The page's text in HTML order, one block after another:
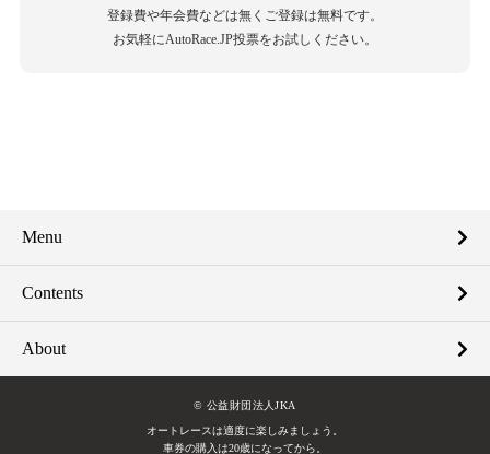
登録費や年会費などは無くご登録は無料です。
お気軽にAutoRace.JP投票をお試しください。
Menu
Contents
About
© 公益財団法人JKA
オートレースは適度に楽しみましょう。
車券の購入は20歳になってから。